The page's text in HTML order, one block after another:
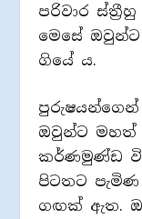
පරිවාර
මෙසේ
ගියේ ය.
පුරුෂයන්ගෙන්
ඔවුන්ට
කර්ණමුණ්ඩ
පිටතට
ගඟක් ඇත.